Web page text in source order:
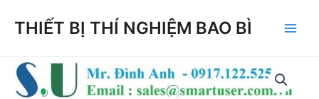
THIẾT BỊ THÍ NGHIỆM BAO BÌ